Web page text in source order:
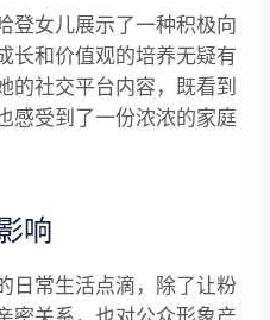
登女儿展示了一种积极向
长和价值观的培养无疑有
的社交平台内容，既看到
感受到了一份浓浓的家庭
响
日常生活点滴，除了让粉